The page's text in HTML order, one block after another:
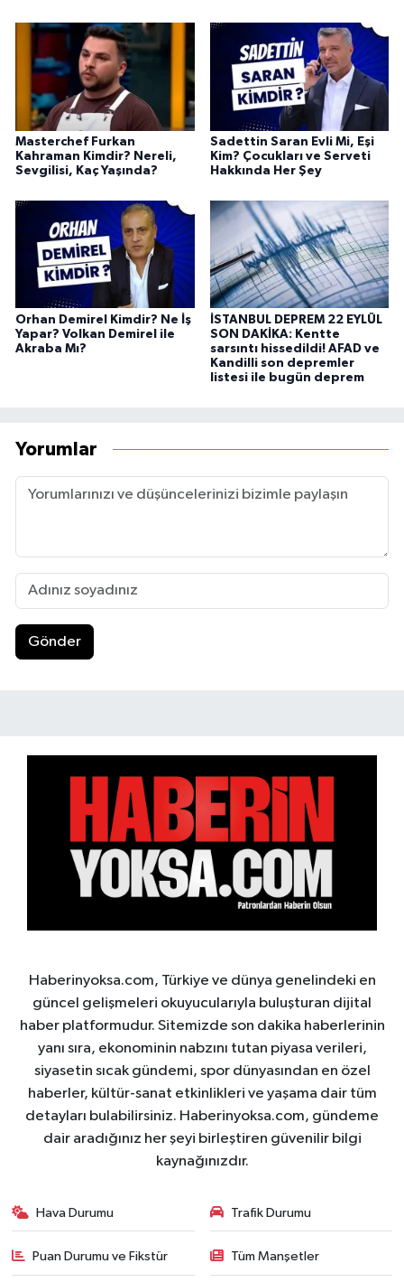
Masterchef Furkan
Kahraman Kimdir? Nereli,
Sevgilisi, Kaç Yaşında?
Sadettin Saran Evli Mi, Eşi
Kim? Çocukları ve Serveti
Hakkında Her Şey
Orhan Demirel Kimdir? Ne İş
Yapar? Volkan Demirel ile
Akraba Mı?
İSTANBUL DEPREM 22 EYLÜL
SON DAKİKA: Kentte
sarsıntı hissedildi! AFAD ve
Kandilli son depremler
listesi ile bugün deprem
Yorumlar
Gönder
Haberinyoksa.com, Türkiye ve dünya genelindeki en
güncel gelişmeleri okuyucularıyla buluşturan dijital
haber platformudur. Sitemizde son dakika haberlerinin
yanı sıra, ekonominin nabzını tutan piyasa verileri,
siyasetin sıcak gündemi, spor dünyasından en özel
haberler, kültür-sanat etkinlikleri ve yaşama dair tüm
detayları bulabilirsiniz. Haberinyoksa.com, gündeme
dair aradığınız her şeyi birleştiren güvenilir bilgi
kaynağınızdır.
Hava Durumu Trafik Durumu
Puan Durumu ve Fikstür Tüm Manşetler